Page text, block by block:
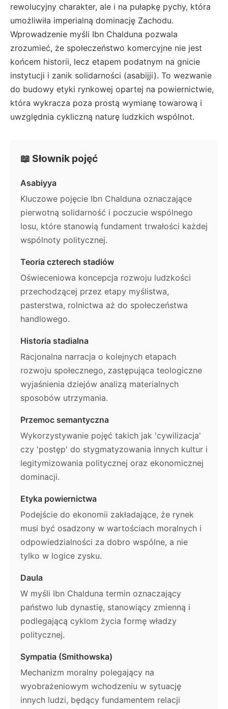
rewolucyjny charakter, ale i na pułapkę pychy, która
umożliwiła imperialną dominację Zachodu.
Wprowadzenie myśli Ibn Chalduna pozwala
zrozumieć, że społeczeństwo komercyjne nie jest
końcem historii, lecz etapem podatnym na gnicie
instytucji i zanik solidarności (asabijji). To wezwanie
do budowy etyki rynkowej opartej na powiernictwie,
która wykracza poza prostą wymianę towarową i
uwzględnia cykliczną naturę ludzkich wspólnot.
📖 Słownik pojęć
Asabiyya
Kluczowe pojęcie Ibn Chalduna oznaczające
pierwotną solidarność i poczucie wspólnego
losu, które stanowią fundament trwałości każdej
wspólnoty politycznej.
Teoria czterech stadiów
Oświeceniowa koncepcja rozwoju ludzkości
przechodzącej przez etapy myślistwa,
pasterstwa, rolnictwa aż do społeczeństwa
handlowego.
Historia stadialna
Racjonalna narracja o kolejnych etapach
rozwoju społecznego, zastępująca teologiczne
wyjaśnienia dziejów analizą materialnych
sposobów utrzymania.
Przemoc semantyczna
Wykorzystywanie pojęć takich jak 'cywilizacja'
czy 'postęp' do stygmatyzowania innych kultur i
legitymizowania politycznej oraz ekonomicznej
dominacji.
Etyka powiernictwa
Podejście do ekonomii zakładające, że rynek
musi być osadzony w wartościach moralnych i
odpowiedzialności za dobro wspólne, a nie
tylko w logice zysku.
Daula
W myśli Ibn Chalduna termin oznaczający
państwo lub dynastię, stanowiący zmienną i
podlegającą cyklom życia formę władzy
politycznej.
Sympatia (Smithowska)
Mechanizm moralny polegający na
wyobrażeniowym wchodzeniu w sytuację
innych ludzi, będący fundamentem relacji